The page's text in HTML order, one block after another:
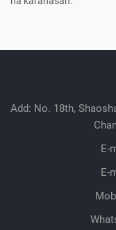
Add: No. 18th,
E-
E-